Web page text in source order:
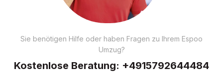
Sie benötigen Hilfe oder haben Fragen zu Ihrem Espoo
Umzug?
Kostenlose Beratung: +4915792644484